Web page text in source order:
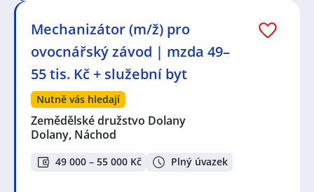
Mechanizátor (m/ž) pro
ovocnářský závod | mzda 49–
55 tis. Kč + služební byt
Nutně vás hledají
Zemědělské družstvo Dolany
Dolany, Náchod
49 000 – 55 000 Kč Plný úvazek